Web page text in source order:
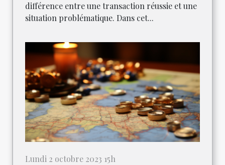
différence entre une transaction réussie et une
situation problématique. Dans cet...
Lundi 2 octobre 2023 15h